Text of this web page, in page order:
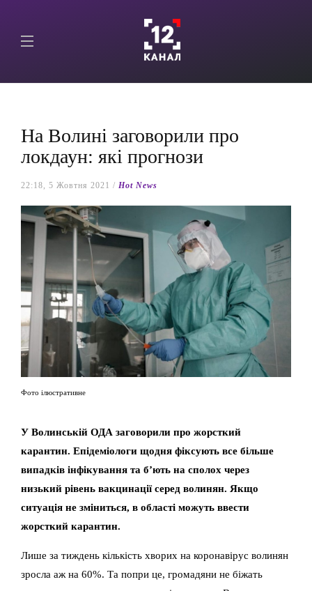
На Волині заговорили про
локдаун: які прогнози
22:18, 5 Жовтня 2021 / Hot News
Фото ілюстративне
У Волинській ОДА заговорили про жорсткий
карантин. Епідеміологи щодня фіксують все більше
випадків інфікування та б’ють на сполох через
низький рівень вакцинації серед волинян. Якщо
ситуація не зміниться, в області можуть ввести
жорсткий карантин.
Лише за тиждень кількість хворих на коронавірус волинян
зросла аж на 60%. Та попри це, громадяни не біжать